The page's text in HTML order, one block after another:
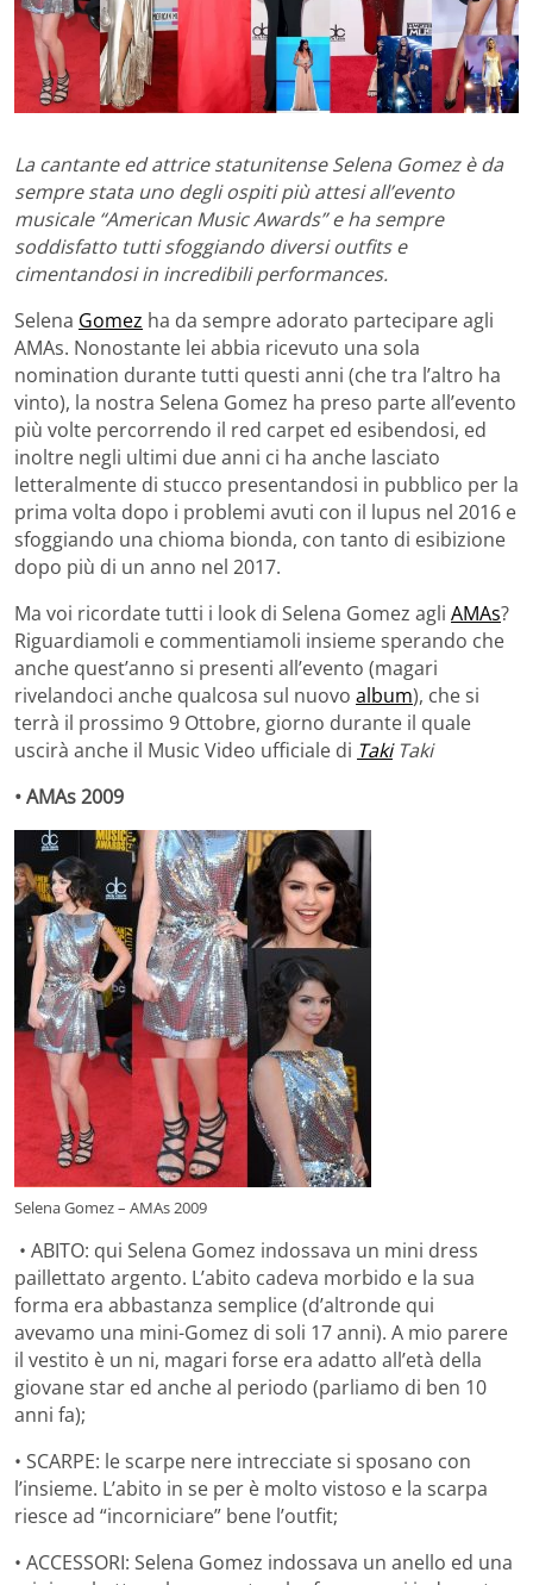
La cantante ed attrice statunitense Selena Gomez è da
sempre stata uno degli ospiti più attesi all’evento
musicale “American Music Awards” e ha sempre
soddisfatto tutti sfoggiando diversi outfits e
cimentandosi in incredibili performances.
Selena Gomez ha da sempre adorato partecipare agli
AMAs. Nonostante lei abbia ricevuto una sola
nomination durante tutti questi anni (che tra l’altro ha
vinto), la nostra Selena Gomez ha preso parte all’evento
più volte percorrendo il red carpet ed esibendosi, ed
inoltre negli ultimi due anni ci ha anche lasciato
letteralmente di stucco presentandosi in pubblico per la
prima volta dopo i problemi avuti con il lupus nel 2016 e
sfoggiando una chioma bionda, con tanto di esibizione
dopo più di un anno nel 2017.
Ma voi ricordate tutti i look di Selena Gomez agli AMAs?
Riguardiamoli e commentiamoli insieme sperando che
anche quest’anno si presenti all’evento (magari
rivelandoci anche qualcosa sul nuovo album), che si
terrà il prossimo 9 Ottobre, giorno durante il quale
uscirà anche il Music Video ufficiale di TakiTaki
• AMAs 2009
Selena Gomez – AMAs 2009
• ABITO: qui Selena Gomez indossava un mini dress
paillettato argento. L’abito cadeva morbido e la sua
forma era abbastanza semplice (d’altronde qui
avevamo una mini-Gomez di soli 17 anni). A mio parere
il vestito è un ni, magari forse era adatto all’età della
giovane star ed anche al periodo (parliamo di ben 10
anni fa);
• SCARPE: le scarpe nere intrecciate si sposano con
l’insieme. L’abito in se per è molto vistoso e la scarpa
riesce ad “incorniciare” bene l’outfit;
• ACCESSORI: Selena Gomez indossava un anello ed una